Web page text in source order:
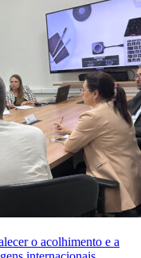
o acolhimento e a